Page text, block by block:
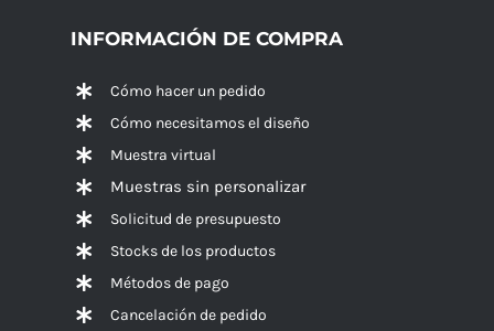
INFORMACIÓN DE COMPRA
Cómo hacer un pedido
Cómo necesitamos el diseño
Muestra virtual
Muestras sin personalizar
Solicitud de presupuesto
Stocks de los productos
Métodos de pago
Cancelación de pedido